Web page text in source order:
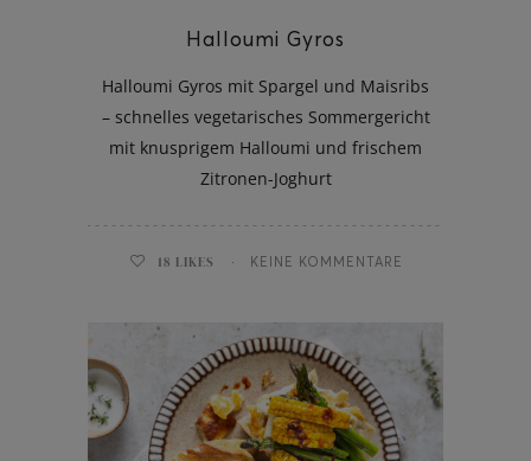
Halloumi Gyros
Halloumi Gyros mit Spargel und Maisribs
– schnelles vegetarisches Sommergericht
mit knusprigem Halloumi und frischem
Zitronen-Joghurt
18 LIKES KEINE KOMMENTARE